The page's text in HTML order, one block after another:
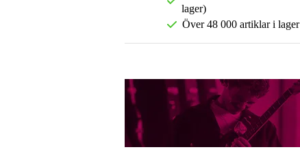
lager)
Över 48 000 artiklar i lager